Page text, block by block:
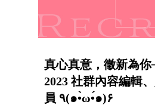
真心真意，徵新為
2023 社群內容編輯
員 ٩(๑•̀ω•́๑)۶